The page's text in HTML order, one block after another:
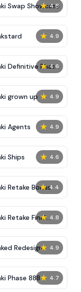
★ 4.8
Swap Showcase
★ 4.9
★ 4.6
Definitive Phase
★ 4.9
grown up
★ 4.9
Agents
★ 4.6
Ships
★ 4.4
Retake Bonus
★ 4.8
Retake Final
★ 4.9
Redesign
★ 4.7
Phase 888